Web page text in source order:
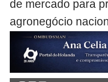
de mercado para
agronegócio